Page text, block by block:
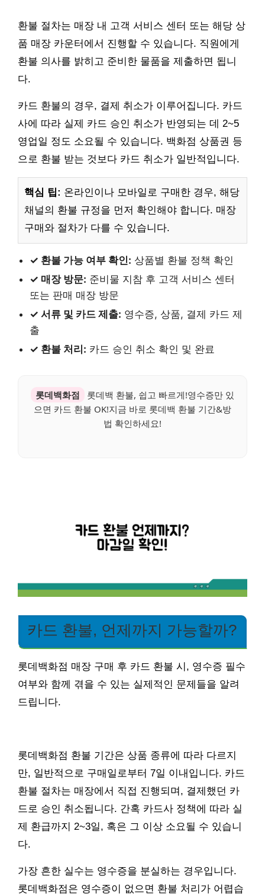
환불 절차는 매장 내 고객 서비스 센터 또는 해당 상
품 매장 카운터에서 진행할 수 있습니다. 직원에게
환불 의사를 밝히고 준비한 물품을 제출하면 됩니
다.
카드 환불의 경우, 결제 취소가 이루어집니다. 카드
사에 따라 실제 카드 승인 취소가 반영되는 데 2~5
영업일 정도 소요될 수 있습니다. 백화점 상품권 등
으로 환불 받는 것보다 카드 취소가 일반적입니다.
핵심 팁: 온라인이나 모바일로 구매한 경우, 해당
채널의 환불 규정을 먼저 확인해야 합니다. 매장
구매와 절차가 다를 수 있습니다.
✓ 환불 가능 여부 확인: 상품별 환불 정책 확인
✓ 매장 방문: 준비물 지참 후 고객 서비스 센터
또는 판매 매장 방문
✓ 서류 및 카드 제출: 영수증, 상품, 결제 카드 제
출
✓ 환불 처리: 카드 승인 취소 확인 및 완료
롯데백화점
롯데백 환불, 쉽고 빠르게!영수증만 있
으면 카드 환불 OK!지금 바로 롯데백 환불 기간&방
법 확인하세요!
카드 환불, 언제까지 가능할까?
롯데백화점 매장 구매 후 카드 환불 시, 영수증 필수
여부와 함께 겪을 수 있는 실제적인 문제들을 알려
드립니다.
롯데백화점 환불 기간은 상품 종류에 따라 다르지
만, 일반적으로 구매일로부터 7일 이내입니다. 카드
환불 절차는 매장에서 직접 진행되며, 결제했던 카
드로 승인 취소됩니다. 간혹 카드사 정책에 따라 실
제 환급까지 2~3일, 혹은 그 이상 소요될 수 있습니
다.
가장 흔한 실수는 영수증을 분실하는 경우입니다.
롯데백화점은 영수증이 없으면 환불 처리가 어렵습